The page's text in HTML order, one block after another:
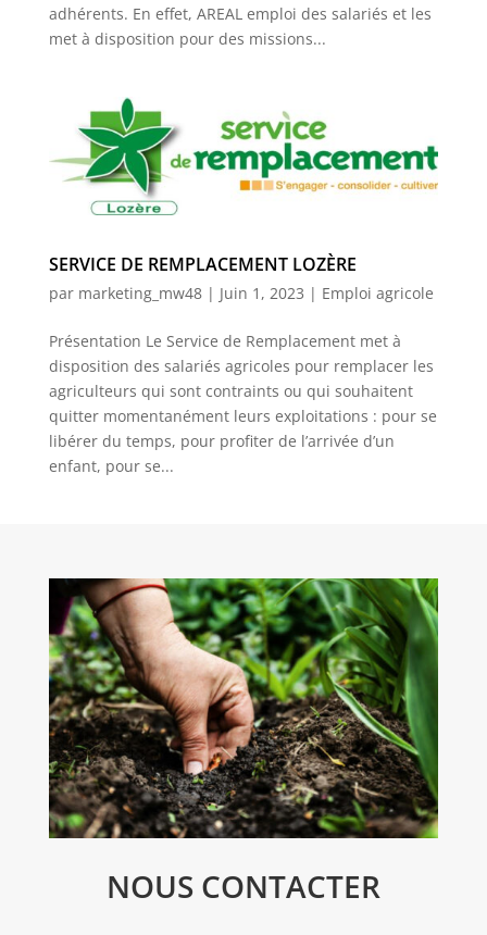
adhérents. En effet, AREAL emploi des salariés et les
met à disposition pour des missions...
SERVICE DE REMPLACEMENT LOZÈRE
par marketing_mw48| Juin 1, 2023 | Emploi agricole
Présentation Le Service de Remplacement met à
disposition des salariés agricoles pour remplacer les
agriculteurs qui sont contraints ou qui souhaitent
quitter momentanément leurs exploitations : pour se
libérer du temps, pour profiter de l’arrivée d’un
enfant, pour se...
NOUS CONTACTER